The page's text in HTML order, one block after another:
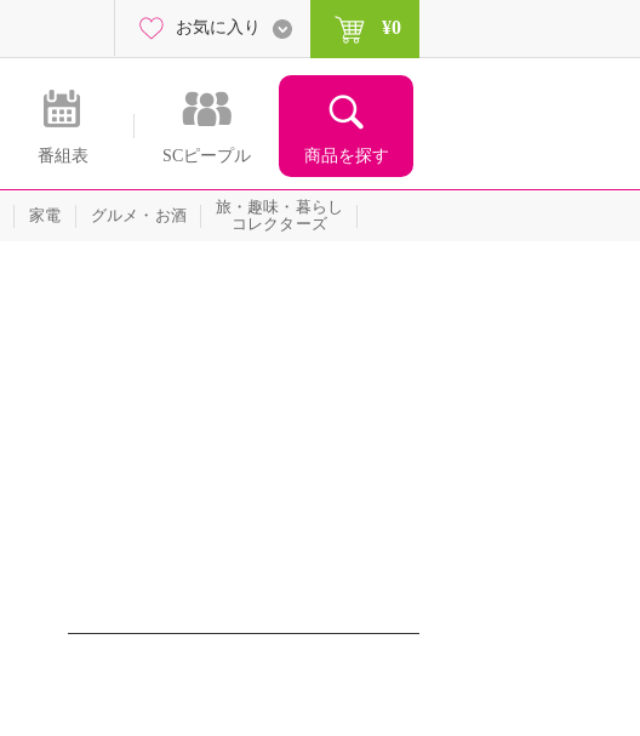
番組表 SCピープル 商品を探す
お気に入り ¥0
家電 グルメ・お酒
旅・趣味・暮らし
コレクターズ